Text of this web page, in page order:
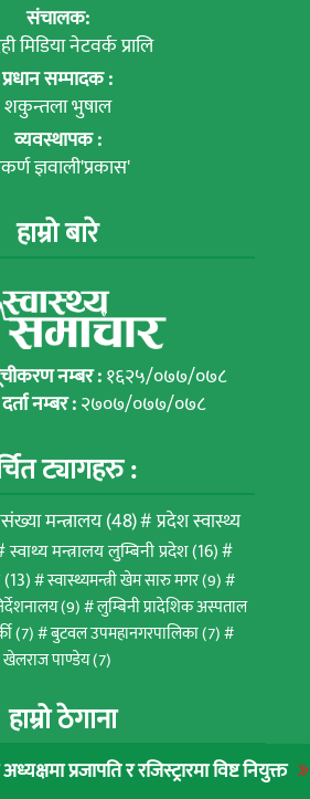
विष्ट नियुक्त लुम्बिनी
संचालक:
मिडिया नेटवर्क प्रालि
प्रधान सम्पादक :
शकुन्तला भुषाल
व्यवस्थापक :
ज्ञवाली'प्रकास'
हाम्रो बारे
नम्बर :१६२५/०७७/०७८
नम्बर :२७०७/०७७/०७८
ट्यागहरु :
मन्त्रालय(48)
प्रदेश स्वास्थ्य
स्वाथ्य मन्त्रालय लुम्बिनी प्रदेश(16)
(13) स्वास्थ्यमन्त्री खेम सारु मगर(9)
(9)
लुम्बिनी प्रादेशिक अस्पताल
(7) बुटवल उपमहानगरपालिका(7)
खेलराज पाण्डेय(7)
हाम्रो ठेगाना
लुम्विनी प्रदेश, नेपाल